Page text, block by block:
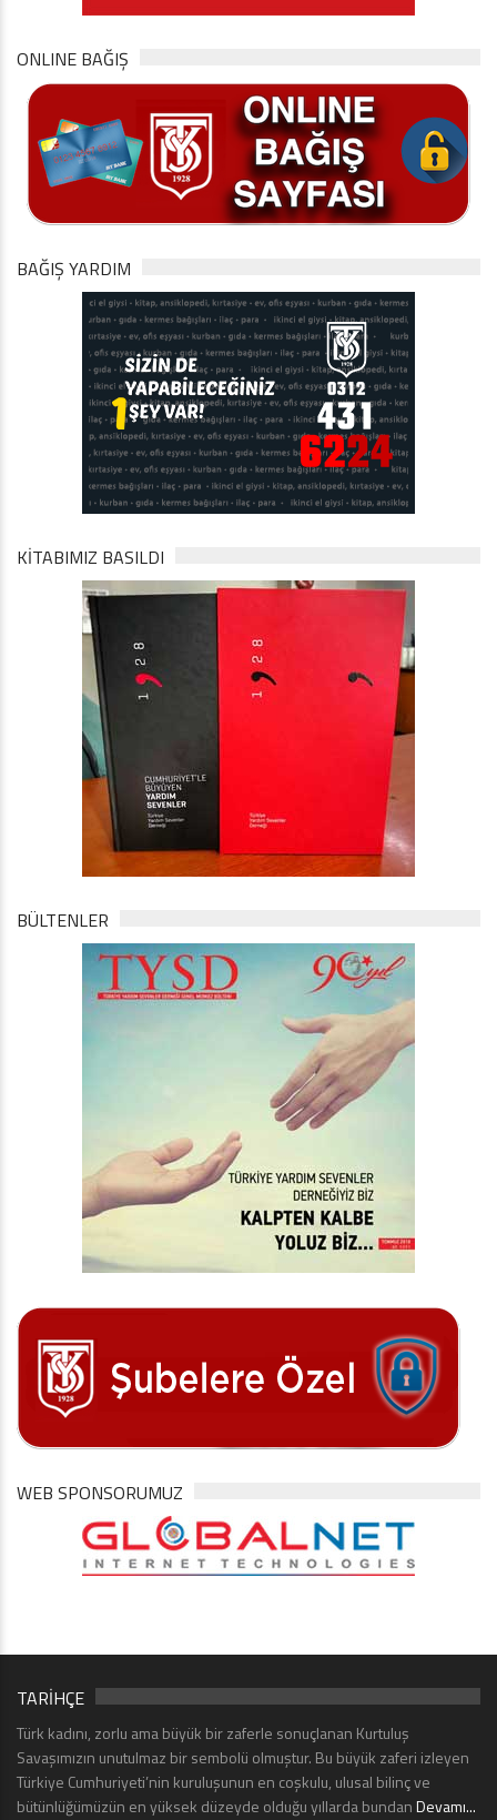
ONLINE BAĞIŞ
BAĞIŞ YARDIM
KİTABIMIZ BASILDI
BÜLTENLER
WEB SPONSORUMUZ
TARİHÇE
Türk kadını, zorlu ama büyük bir zaferle sonuçlanan Kurtuluş
Savaşımızın unutulmaz bir sembolü olmuştur. Bu büyük zaferi izleyen
Türkiye Cumhuriyeti’nin kuruluşunun en coşkulu, ulusal bilinç ve
bütünlüğümüzün en yüksek düzeyde olduğu yıllarda bundanDevamı...